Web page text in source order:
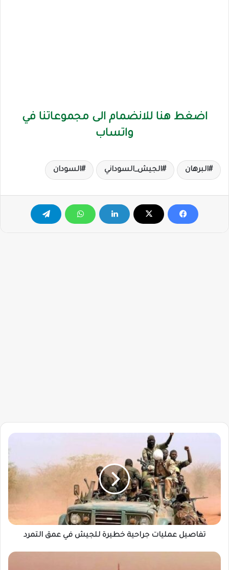
اضغط هنا للانضمام الى مجموعاتنا في
واتساب
البرهان الجيش_السوداني السودان
تفاصيل
خطيرة
التمرد
تفاصيل عمليات جراحية خطيرة للجيش في عمق التمرد
شركة